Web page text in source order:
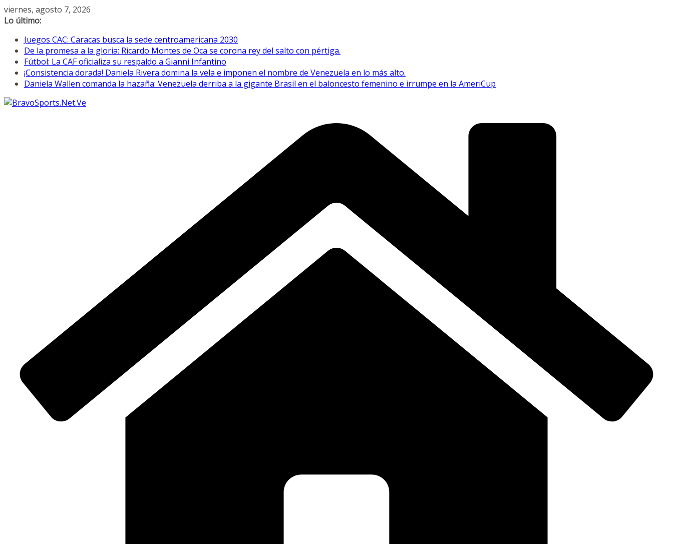
Saltar
al
viernes, agosto 7, 2026
Lo último:
Juegos CAC: Caracas busca la sede centroamericana 2030
De la promesa a la gloria: Ricardo Montes de Oca se corona rey del salto con pértiga.
Fútbol: La CAF oficializa su respaldo a Gianni Infantino
¡Consistencia dorada! Daniela Rivera domina la vela e imponen el nombre de Venezuela en lo más alto.
Daniela Wallen comanda la hazaña: Venezuela derriba a la gigante Brasil en el baloncesto femenino e irrumpe en la AmeriCup